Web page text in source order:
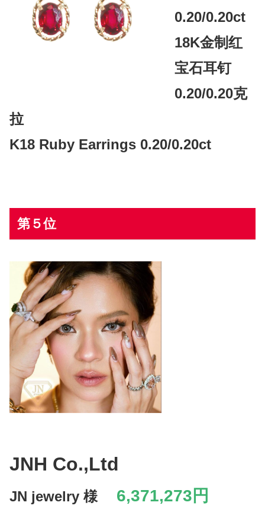
0.20/0.20ct
18K金制红
宝石耳钉
0.20/0.20克
拉
K18 Ruby Earrings 0.20/0.20ct
第５位
JNH Co.,Ltd
JN jewelry 様 6,371,273円